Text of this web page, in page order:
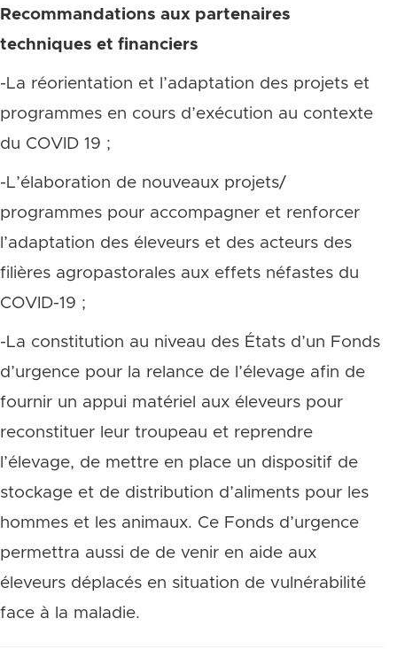
Recommandations aux partenaires
techniques et financiers
-La réorientation et l’adaptation des projets et
programmes en cours d’exécution au contexte
du COVID 19 ;
-L’élaboration de nouveaux projets/
programmes pour accompagner et renforcer
l’adaptation des éleveurs et des acteurs des
filières agropastorales aux effets néfastes du
COVID-19 ;
-La constitution au niveau des États d’un Fonds
d’urgence pour la relance de l’élevage afin de
fournir un appui matériel aux éleveurs pour
reconstituer leur troupeau et reprendre
l’élevage, de mettre en place un dispositif de
stockage et de distribution d’aliments pour les
hommes et les animaux. Ce Fonds d’urgence
permettra aussi de de venir en aide aux
éleveurs déplacés en situation de vulnérabilité
face à la maladie.